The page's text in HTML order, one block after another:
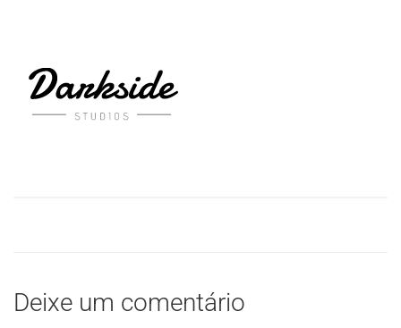
Deixe um comentário